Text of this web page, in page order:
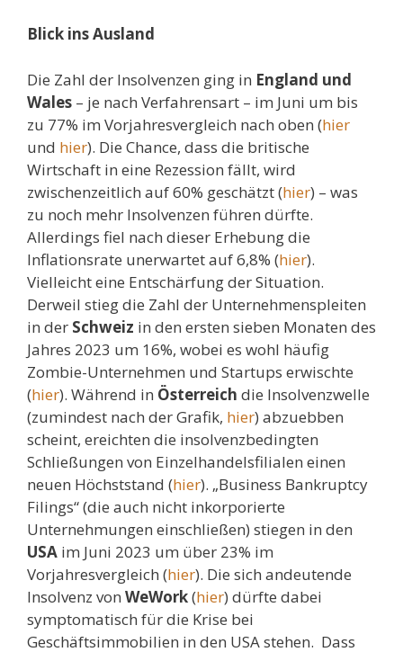
Blick ins Ausland
Die Zahl der Insolvenzen ging in England und
Wales – je nach Verfahrensart – im Juni um bis
zu 77% im Vorjahresvergleich nach oben (hier
und hier). Die Chance, dass die britische
Wirtschaft in eine Rezession fällt, wird
zwischenzeitlich auf 60% geschätzt (hier) – was
zu noch mehr Insolvenzen führen dürfte.
Allerdings fiel nach dieser Erhebung die
Inflationsrate unerwartet auf 6,8% (hier).
Vielleicht eine Entschärfung der Situation.
Derweil stieg die Zahl der Unternehmenspleiten
in der Schweiz in den ersten sieben Monaten des
Jahres 2023 um 16%, wobei es wohl häufig
Zombie-Unternehmen und Startups erwischte
(hier). Während in Österreich die Insolvenzwelle
(zumindest nach der Grafik, hier) abzuebben
scheint, ereichten die insolvenzbedingten
Schließungen von Einzelhandelsfilialen einen
neuen Höchststand (hier). „Business Bankruptcy
Filings“ (die auch nicht inkorporierte
Unternehmungen einschließen) stiegen in den
USA im Juni 2023 um über 23% im
Vorjahresvergleich (hier). Die sich andeutende
Insolvenz von WeWork(hier) dürfte dabei
symptomatisch für die Krise bei
Geschäftsimmobilien in den USA stehen. Dass